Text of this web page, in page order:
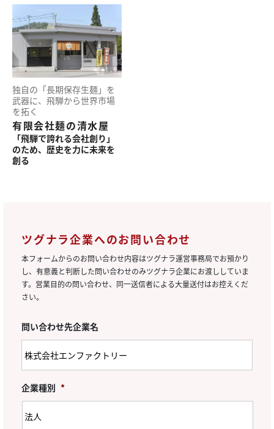
独自の 「長期保存生麺」を
武器に、 飛騨から世界市場
を拓く
有限会社麺の清水屋
「飛騨で誇れる会社創り」
のため、 歴史を力に未来を
創る
ツグナラ企業へのお問い合わせ
本フォームからのお問い合わせ内容はツグナラ運営事務局でお預かり
し、有意義と判断した問い合わせのみツグナラ企業にお渡ししていま
す。営業目的の問い合わせ、同一送信者による大量送付はお控えくだ
さい。
問い合わせ先企業名
企業種別 *